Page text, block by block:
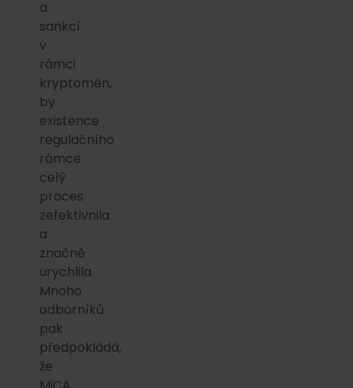
a
sankcí
v
rámci
kryptoměn,
by
existence
regulačního
rámce
celý
proces
zefektivnila
a
značně
urychlila.
Mnoho
odborníků
pak
předpokládá,
že